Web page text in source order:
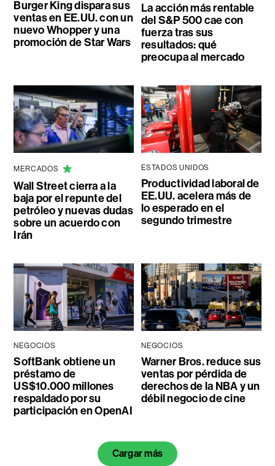
Burger King dispara sus
ventas en EE.UU. con un
nuevo Whopper y una
promoción de Star Wars
La acción más rentable
del S&P 500 cae con
fuerza tras sus
resultados: qué
preocupa al mercado
MERCADOS
Wall Street cierra a la
baja por el repunte del
petróleo y nuevas dudas
sobre un acuerdo con
Irán
ESTADOS UNIDOS
Productividad laboral de
EE.UU. acelera más de
lo esperado en el
segundo trimestre
NEGOCIOS
SoftBank obtiene un
préstamo de
US$10.000 millones
respaldado por su
participación en OpenAI
NEGOCIOS
Warner Bros. reduce sus
ventas por pérdida de
derechos de la NBA y un
débil negocio de cine
Cargar más